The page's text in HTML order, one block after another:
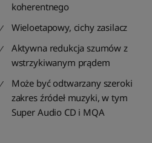
koherentnego
Wieloetapowy, cichy zasilacz
Aktywna redukcja szumów z
wstrzykiwanym prądem
Może być odtwarzany szeroki
zakres źródeł muzyki, w tym
Super Audio CD i MQA